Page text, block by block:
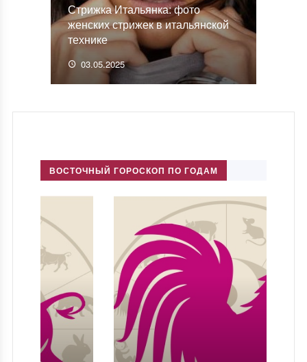
Стрижка Итальянка: фото
женских стрижек в итальянcкой
технике
03.05.2025
ВОСТОЧНЫЙ ГОРОСКОП ПО ГОДАМ